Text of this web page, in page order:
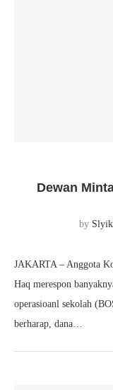
Dewan
by
JAKARTA – Anggota
Haq merespon
operasioanl sekolah
berharap, dana…